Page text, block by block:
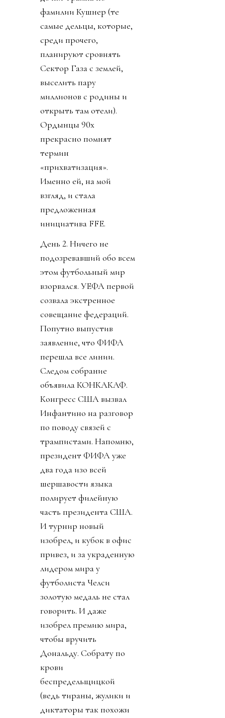
фамилии Кушнер (те
самые дельцы, которые,
среди прочего,
планируют сровнять
Сектор Газа с землей,
выселить пару
миллионов с родины и
открыть там отели).
Ордынцы 90х
прекрасно помнят
термин
«прихватизация».
Именно ей, на мой
взгляд, и стала
предложенная
инициатива FFE.
День 2. Ничего не
подозревавший обо всем
этом футбольный мир
взорвался. УЕФА первой
созвала экстренное
совещание федераций.
Попутно выпустив
заявление, что ФИФА
перешла все линии.
Следом собрание
объявила КОНКАКАФ.
Конгресс США вызвал
Инфантино на разговор
по поводу связей с
трампистами. Напомню,
президент ФИФА уже
два года изо всей
шершавости языка
полирует филейную
часть президента США.
И турнир новый
изобрел, и кубок в офис
привез, и за украденную
лидером мира у
футболиста Челси
золотую медаль не стал
говорить. И даже
изобрел премию мира,
чтобы вручить
Дональду. Собрату по
крови
беспредельщицкой
(ведь тираны, жулики и
диктаторы так похожи